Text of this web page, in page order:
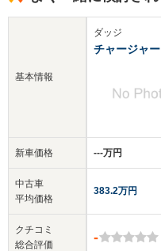
基本情報
新車価格
中古車
平均価格
クチコミ
総合評価
ダッジ
チャージャー
‐‐‐万円
383.2万円
-